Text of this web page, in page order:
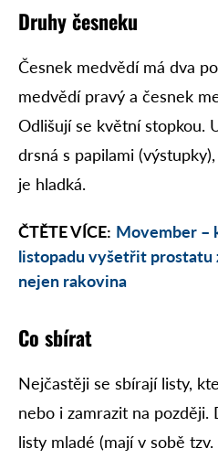
Druhy česneku
Česnek medvědí má dva
medvědí pravý a česnek
Odlišují se květní stopkou.
drsná s papilami
je hladká.
ČTĚTE VÍCE: Movember –
listopadu vyšetřit prostatu
nejen rakovina
Co sbírat
Nejčastěji se sbírají listy,
nebo i zamrazit na
listy mladé (mají v sobě